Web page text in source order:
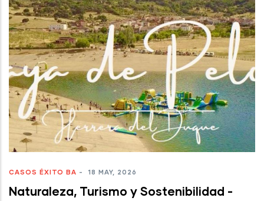
CASOS ÉXITO BA - 18 MAY, 2026
Naturaleza, Turismo y Sostenibilidad -